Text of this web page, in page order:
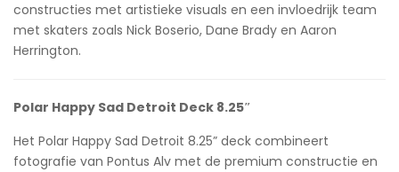
constructies met artistieke visuals en een invloedrijk team
met skaters zoals Nick Boserio, Dane Brady en Aaron
Herrington.
Polar Happy Sad Detroit Deck 8.25″
Het Polar Happy Sad Detroit 8.25” deck combineert
fotografie van Pontus Alv met de premium constructie en